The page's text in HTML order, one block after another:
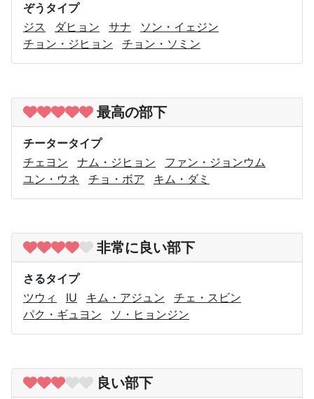
ぞうタイプ
ジス
ダヒョン サナ
ソン・イェジン
チョン・ジヒョン
チョン・ソミン
最高の部下
チータータイプ
チェヨン
ナム・ジヒョン
ファン・ジョンウム
ユン・ウネ
チョ・ボア キム・ダミ
非常に良い部下
さるタイプ
ツウィ
IU キム・アジュン
チェ・スビン
パク・ギュヨン
ソ・ヒョンジン
良い部下